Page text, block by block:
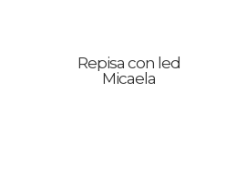
Repisa con led
Micaela